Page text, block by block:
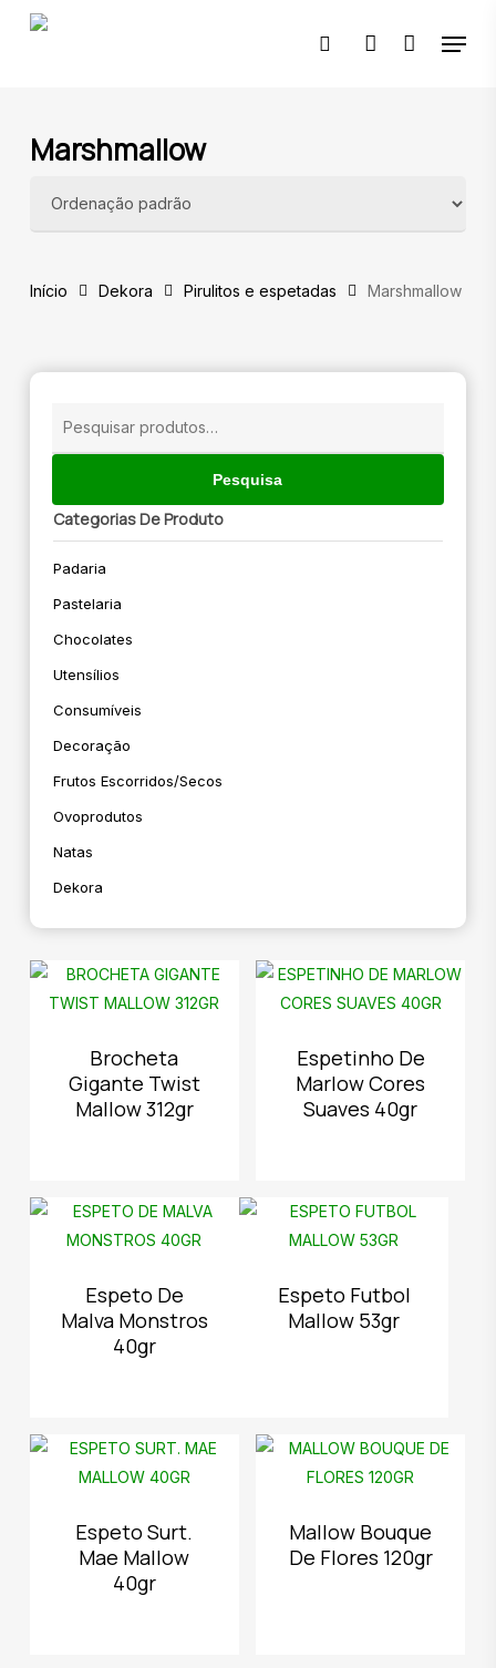
Skip
pesquisaraccount
Menu
Marshmallow
Início Dekora Pirulitos e espetadas Marshmallow
Pesquisa
Categorias De Produto
Padaria
Pastelaria
Chocolates
Utensílios
Consumíveis
Decoração
Frutos Escorridos/secos
Ovoprodutos
Natas
Dekora
Brocheta
Gigante Twist
Mallow 312gr
Espetinho De
Marlow Cores
Suaves 40gr
Espeto De
Malva Monstros
40gr
Espeto Futbol
Mallow 53gr
Espeto Surt.
Mae Mallow
40gr
Mallow Bouque
De Flores 120gr